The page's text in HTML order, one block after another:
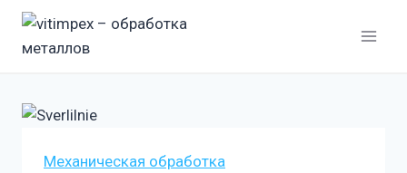
Перейти
Механическая обработка